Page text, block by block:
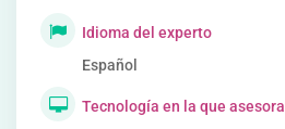
Idioma del experto
Español
Tecnología en la que asesora